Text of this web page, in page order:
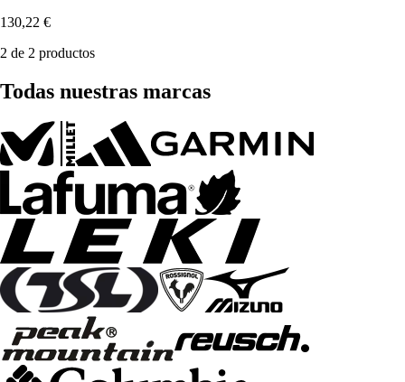
130,22 €
2 de 2 productos
Todas nuestras marcas